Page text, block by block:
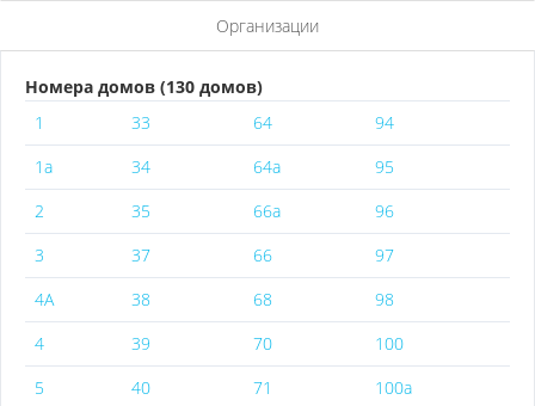
Организации
Номера домов (130 домов)
1
33 64
94
1а
34 64а
95
2
35 66а
96
3
37 66
97
4А
38 68
98
4
39 70
100
5
40 71
100а